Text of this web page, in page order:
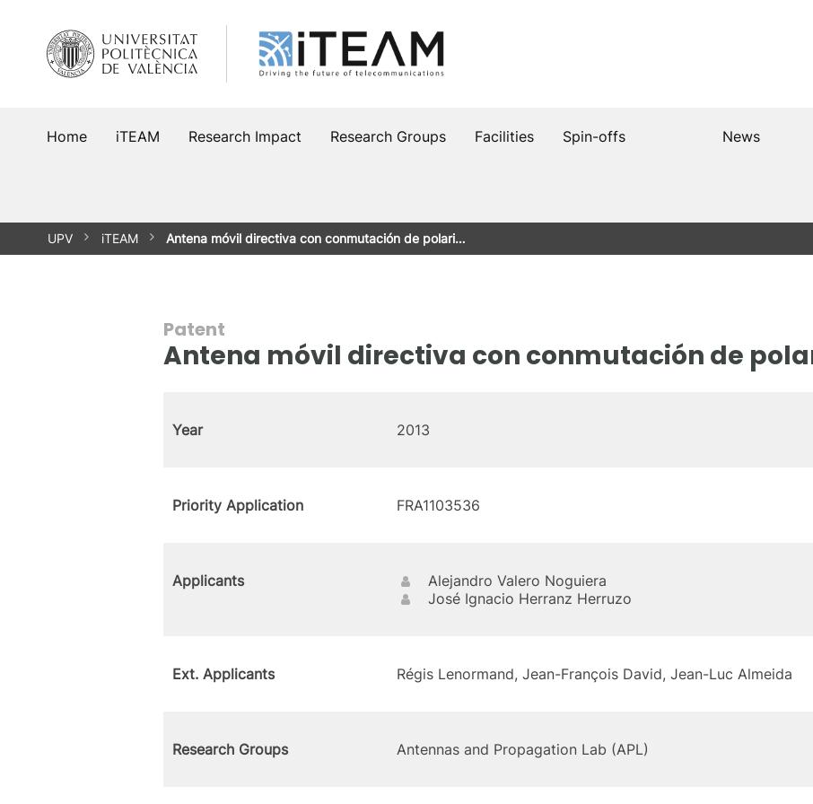
content
Home iTEAM Research Impact Research Groups Facilities Spin-offs News
UPV iTEAM Antena móvil directiva con conmutación de polari…
Patent
Antena móvil directiva con conmutación de
Year 2013
Priority Application FRA1103536
Applicants
Alejandro Valero Noguiera
José Ignacio Herranz Herruzo
Ext. Applicants Régis Lenormand, Jean-François David, Jean-Luc Almeida
Research Groups Antennas and Propagation Lab (APL)